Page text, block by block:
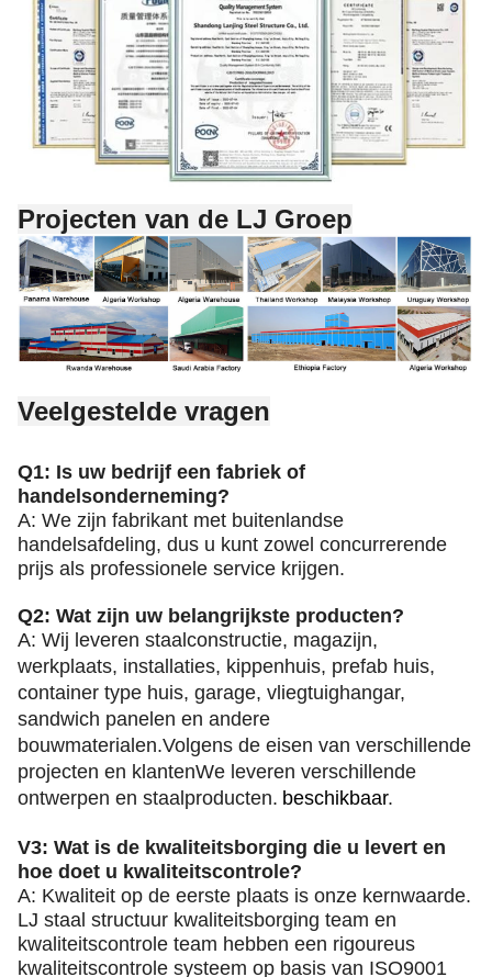
Projecten van de LJ Groep
Veelgestelde vragen
Q1: Is uw bedrijf een fabriek of
handelsonderneming?
A: We zijn fabrikant met buitenlandse
handelsafdeling, dus u kunt zowel concurrerende
prijs als professionele service krijgen.
Q2: Wat zijn uw belangrijkste producten?
A: Wij leveren staalconstructie, magazijn,
werkplaats, installaties, kippenhuis, prefab huis,
container type huis, garage, vliegtuighangar,
sandwich panelen en andere
bouwmaterialen.Volgens de eisen van verschillende
projecten en klantenWe leveren verschillende
ontwerpen en staalproducten. beschikbaar.
V3: Wat is de kwaliteitsborging die u levert en
hoe doet u kwaliteitscontrole?
A: Kwaliteit op de eerste plaats is onze kernwaarde.
LJ staal structuur kwaliteitsborging team en
kwaliteitscontrole team hebben een rigoureus
kwaliteitscontrole systeem op basis van ISO9001